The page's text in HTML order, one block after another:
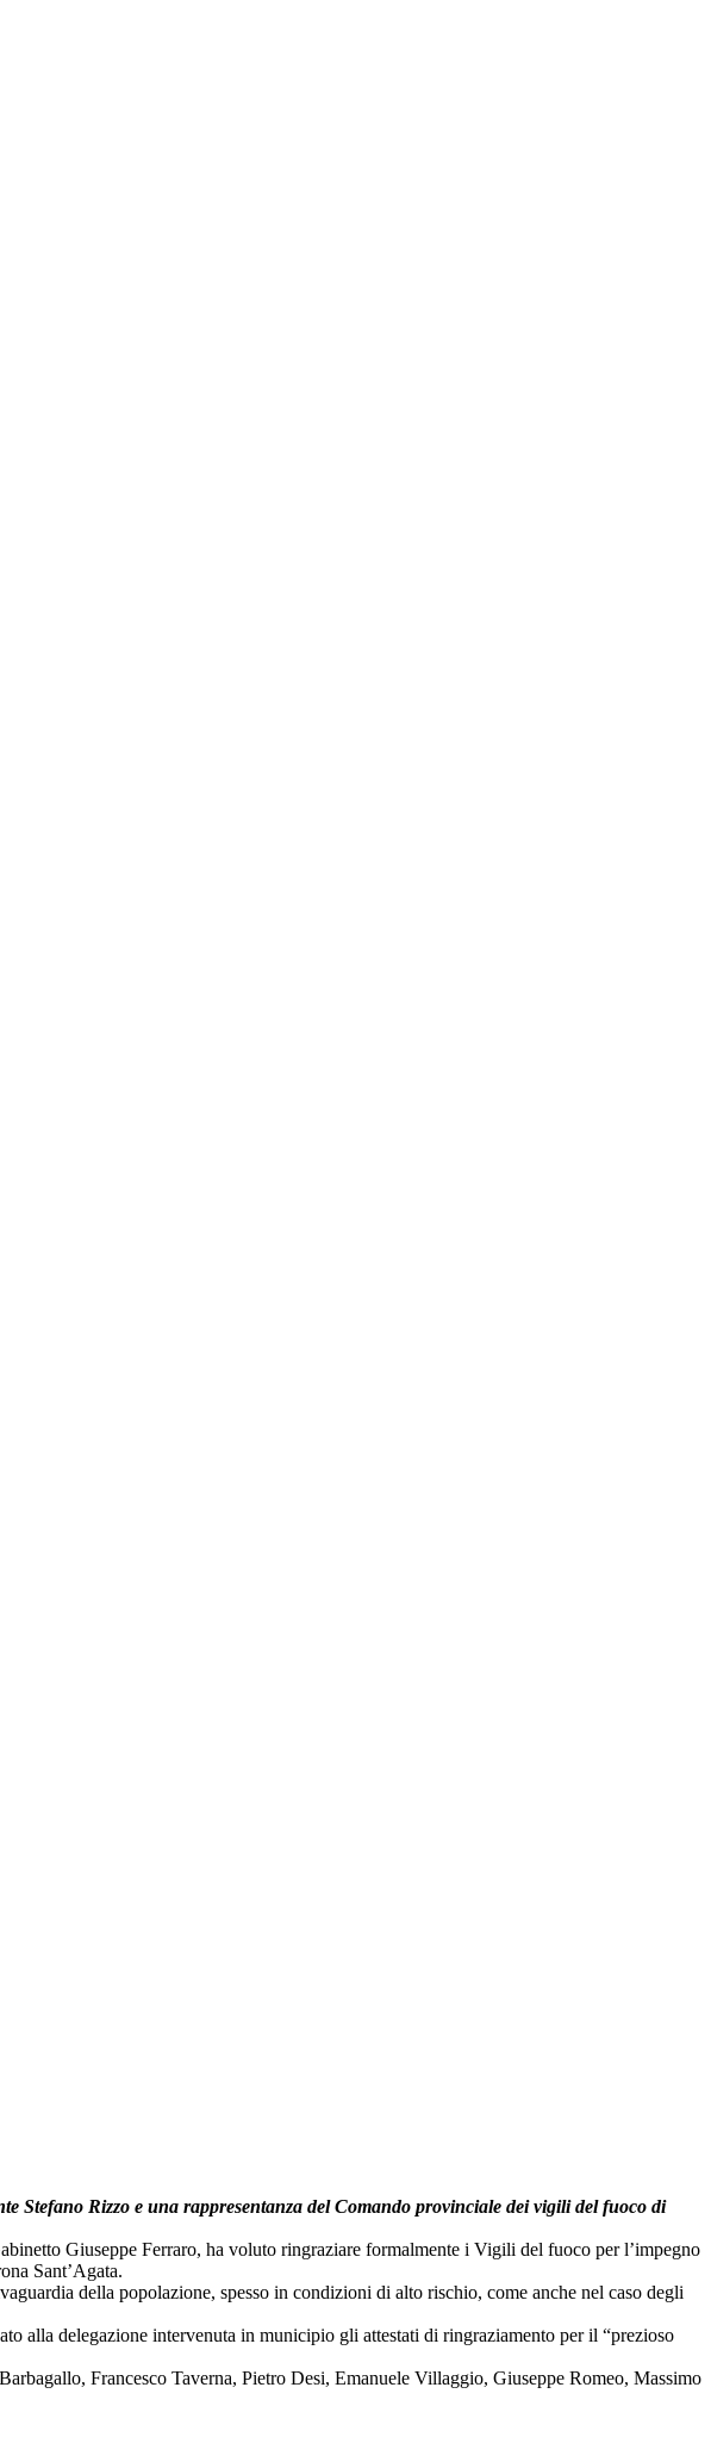
Rizzo e una rappresentanza del Comando provinciale dei vigili del fuoco di
Giuseppe Ferraro, ha voluto ringraziare formalmente i Vigili del fuoco per l’impegno
Sant’Agata.
della popolazione, spesso in condizioni di alto rischio, come anche nel caso degli
alla delegazione intervenuta in municipio gli attestati di ringraziamento per il “prezioso
Francesco Taverna, Pietro Desi, Emanuele Villaggio, Giuseppe Romeo, Massimo